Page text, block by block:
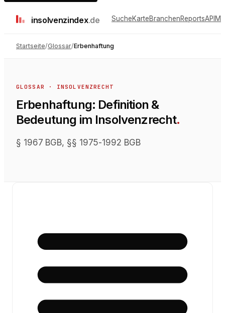
insolvenzindex.de SucheKarteBranchenReportsAPI
Startseite/Glossar/Erbenhaftung
GLOSSAR · INSOLVENZRECHT
Erbenhaftung: Definition &
Bedeutung im Insolvenzrecht.
§ 1967 BGB, §§ 1975-1992 BGB